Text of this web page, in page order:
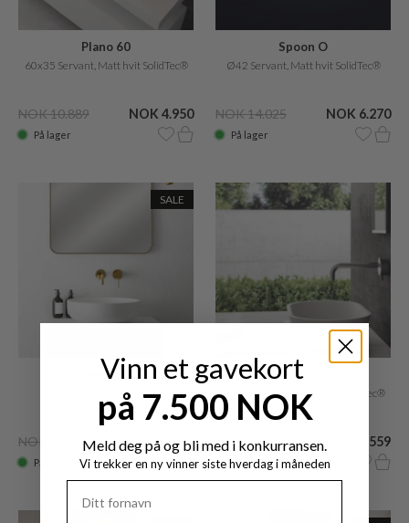
Plano 60
60x35 Servant, Matt hvit SolidTec®
NOK 10.889 NOK 4.950
På lager
Spoon O
Ø42 Servant, Matt hvit SolidTec®
NOK 14.025 NOK 6.270
På lager
SALE
Cheese O
Ø40 cm Vaskeskål, Matt hvit
SolidTec®
NOK 10.555 NOK 4.620
På lager
Mood One 55
55x32 Servant, Matt hvit SolidTec®
NOK 10.559
Lev. 1 - 8 uger
Vinn et gavekort
på 7.500 NOK
Meld deg på og bli med i konkurransen.
Vi trekker en ny vinner siste hverdag i måneden